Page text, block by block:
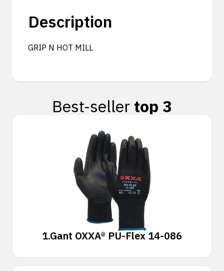
Description
GRIP N HOT MILL
Best-seller top 3
1.Gant OXXA® PU-Flex 14-086